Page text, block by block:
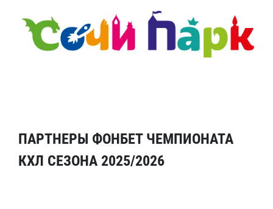
ПАРТНЕРЫ ФОНБЕТ ЧЕМПИОНАТА
КХЛ СЕЗОНА 2025/2026